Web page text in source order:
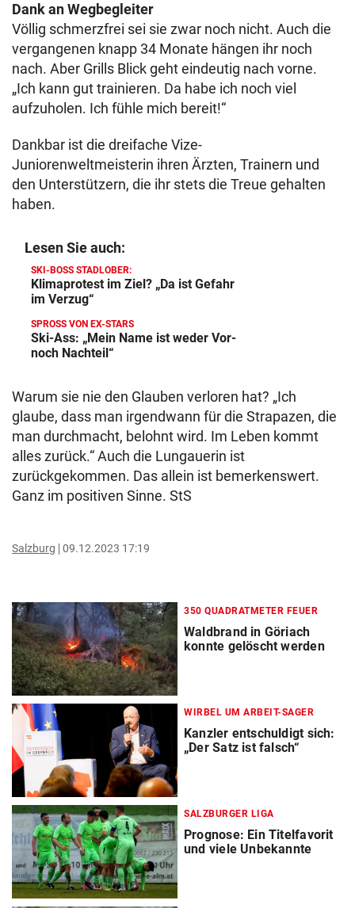
Dank an Wegbegleiter
Völlig schmerzfrei sei sie zwar noch nicht. Auch die
vergangenen knapp 34 Monate hängen ihr noch
nach. Aber Grills Blick geht eindeutig nach vorne.
„Ich kann gut trainieren. Da habe ich noch viel
aufzuholen. Ich fühle mich bereit!“
Dankbar ist die dreifache Vize-
Juniorenweltmeisterin ihren Ärzten, Trainern und
den Unterstützern, die ihr stets die Treue gehalten
haben.
Lesen Sie auch:
SKI-BOSS STADLOBER:
Klimaprotest im Ziel? „Da ist Gefahr
im Verzug“
SPROSS VON EX-STARS
Ski-Ass: „Mein Name ist weder Vor-
noch Nachteil“
Warum sie nie den Glauben verloren hat? „Ich
glaube, dass man irgendwann für die Strapazen, die
man durchmacht, belohnt wird. Im Leben kommt
alles zurück.“ Auch die Lungauerin ist
zurückgekommen. Das allein ist bemerkenswert.
Ganz im positiven Sinne. StS
Salzburg 09.12.2023 17:19
350 QUADRATMETER FEUER
Waldbrand in Göriach
konnte gelöscht werden
WIRBEL UM ARBEIT-SAGER
Kanzler entschuldigt sich:
„Der Satz ist falsch“
SALZBURGER LIGA
Prognose: Ein Titelfavorit
und viele Unbekannte